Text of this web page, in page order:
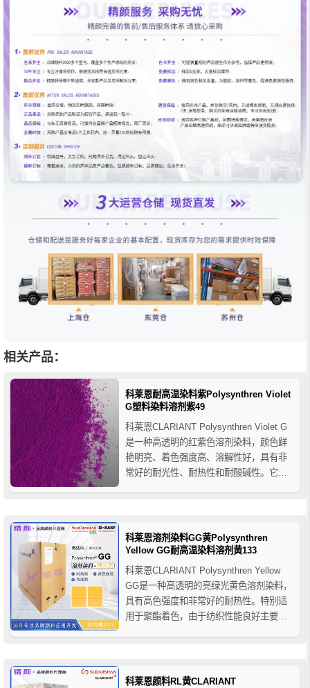
相关产品：
科莱恩耐高温染料紫Polysynthren Violet
G塑料染料溶剂紫49
科莱恩CLARIANT Polysynthren Violet G
是一种高透明的红紫色溶剂染料，颜色鲜
艳明亮、着色强度高、溶解性好，具有非
常好的耐光性、耐热性和耐酸碱性。它还
科莱恩溶剂染料GG黄Polysynthren
Yellow GG耐高温染料溶剂黄133
科莱恩CLARIANT Polysynthren Yellow
GG是一种高透明的亮绿光黄色溶剂染料，
具有高色强度和非常好的耐热性。特别适
用于聚酯着色，由于纺织性能良好主要用
科莱恩颜料RL黄CLARIANT